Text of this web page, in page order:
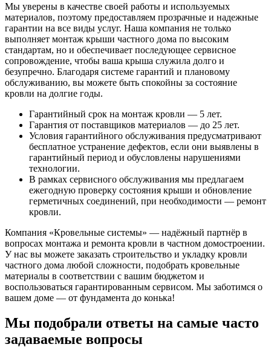
Мы уверены в качестве своей работы и используемых
материалов, поэтому предоставляем прозрачные и надежные
гарантии на все виды услуг. Наша компания не только
выполняет монтаж крыши частного дома по высоким
стандартам, но и обеспечивает последующее сервисное
сопровождение, чтобы ваша крыша служила долго и
безупречно. Благодаря системе гарантий и плановому
обслуживанию, вы можете быть спокойны за состояние
кровли на долгие годы.
Гарантийный срок на монтаж кровли — 5 лет.
Гарантия от поставщиков материалов — до 25 лет.
Условия гарантийного обслуживания предусматривают
бесплатное устранение дефектов, если они выявлены в
гарантийный период и обусловлены нарушениями
технологии.
В рамках сервисного обслуживания мы предлагаем
ежегодную проверку состояния крыши и обновление
герметичных соединений, при необходимости — ремонт
кровли.
Компания «Кровельные системы» — надёжный партнёр в
вопросах монтажа и ремонта кровли в частном домостроении.
У нас вы можете заказать строительство и укладку кровли
частного дома любой сложности, подобрать кровельные
материалы в соответствии с вашим бюджетом и
воспользоваться гарантированным сервисом. Мы заботимся о
вашем доме — от фундамента до конька!
Мы подобрали ответы на самые часто
задаваемые вопросы